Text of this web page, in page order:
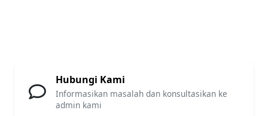
Hubungi Kami
Informasikan masalah dan konsultasikan ke
admin kami